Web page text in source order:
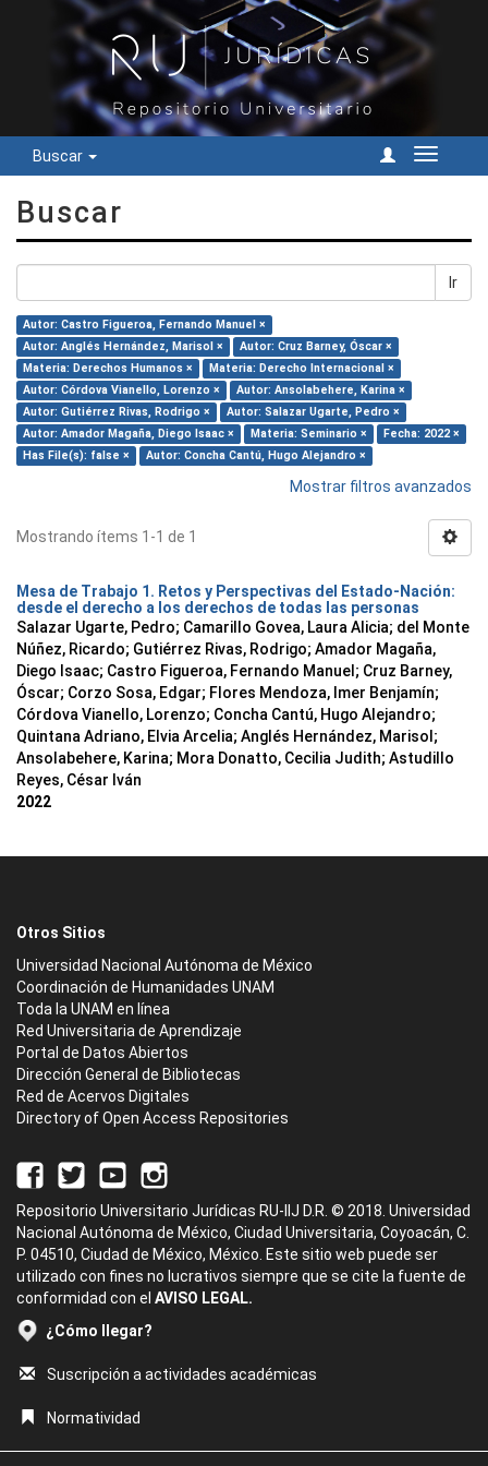
Buscar
Cambiar
Buscar
Ir
Autor: Castro Figueroa, Fernando Manuel ×
Autor: Anglés Hernández, Marisol ×
Autor: Cruz Barney, Óscar ×
Materia: Derechos Humanos ×
Materia: Derecho Internacional ×
Autor: Córdova Vianello, Lorenzo ×
Autor: Ansolabehere, Karina ×
Autor: Gutiérrez Rivas, Rodrigo ×
Autor: Salazar Ugarte, Pedro ×
Autor: Amador Magaña, Diego Isaac ×
Materia: Seminario ×
Fecha: 2022 ×
Has File(s): false ×
Autor: Concha Cantú, Hugo Alejandro ×
Mostrar filtros avanzados
Mostrando ítems 1-1 de 1
Mesa de Trabajo 1. Retos y Perspectivas del Estado-Nación:
desde el derecho a los derechos de todas las personas
Salazar Ugarte, Pedro; Camarillo Govea, Laura Alicia; del Monte
Núñez, Ricardo; Gutiérrez Rivas, Rodrigo; Amador Magaña,
Diego Isaac; Castro Figueroa, Fernando Manuel ; Cruz Barney,
Óscar; Corzo Sosa, Edgar; Flores Mendoza, Imer Benjamín;
Córdova Vianello, Lorenzo; Concha Cantú, Hugo Alejandro;
Quintana Adriano, Elvia Arcelia; Anglés Hernández, Marisol ;
Ansolabehere, Karina; Mora Donatto, Cecilia Judith; Astudillo
Reyes, César Iván
2022
Otros Sitios
Universidad Nacional Autónoma de México
Coordinación de Humanidades UNAM
Toda la UNAM en línea
Red Universitaria de Aprendizaje
Portal de Datos Abiertos
Dirección General de Bibliotecas
Red de Acervos Digitales
Directory of Open Access Repositories
Repositorio Universitario Jurídicas RU-IIJ D.R. © 2018. Universidad
Nacional Autónoma de México, Ciudad Universitaria, Coyoacán, C.
P. 04510, Ciudad de México, México. Este sitio web puede ser
utilizado con fines no lucrativos siempre que se cite la fuente de
conformidad con el AVISO LEGAL.
¿Cómo llegar?
Suscripción a actividades académicas
Normatividad